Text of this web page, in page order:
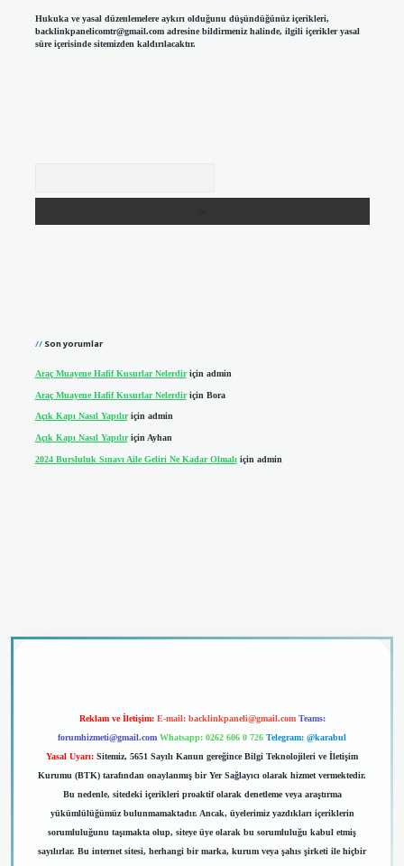
Hukuka ve yasal düzenlemelere aykırı olduğunu düşündüğünüz içerikleri,
backlinkpanelicomtr@gmail.comadresine bildirmeniz halinde, ilgili içerikler yasal
süre içerisinde sitemizden kaldırılacaktır.
Son yorumlar
Araç Muayene Hafif Kusurlar Nelerdiriçin admin
Araç Muayene Hafif Kusurlar Nelerdiriçin Bora
Açık Kapı Nasıl Yapılıriçin admin
Açık Kapı Nasıl Yapılıriçin Ayhan
2024 Bursluluk Sınavı Aile Geliri Ne Kadar Olmalıiçin admin
Reklam ve İletişim: E-mail: backlinkpaneli@gmail.com Teams:
forumhizmeti@gmail.com Whatsapp: 0262 606 0 726 Telegram: @karabul
Yasal Uyarı: Sitemiz, 5651 Sayılı Kanun gereğince Bilgi Teknolojileri ve İletişim
Kurumu (BTK) tarafından onaylanmış bir Yer Sağlayıcı olarak hizmet vermektedir.
Bu nedenle, sitedeki içerikleri proaktif olarak denetleme veya araştırma
yükümlülüğümüz bulunmamaktadır. Ancak, üyelerimiz yazdıkları içeriklerin
sorumluluğunu taşımakta olup, siteye üye olarak bu sorumluluğu kabul etmiş
sayılırlar. Bu internet sitesi, herhangi bir marka, kurum veya şahıs şirketi ile hiçbir